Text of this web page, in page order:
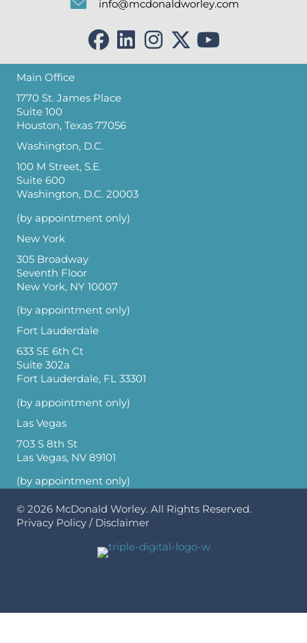
info@mcdonaldworley.com
Main Office
1770 St. James Place
Suite 100
Houston, Texas 77056
Washington, D.C.
100 M Street, S.E.
Suite 600
Washington, D.C. 20003
(by appointment only)
New York
305 Broadway
Seventh Floor
New York, NY 10007
(by appointment only)
Fort Lauderdale
633 SE 6th Ct
Suite 302a
Fort Lauderdale, FL 33301
(by appointment only)
Las Vegas
703 S 8th St
Las Vegas, NV 89101
(by appointment only)
© 2026 McDonald Worley. All Rights Reserved.
Privacy Policy / Disclaimer